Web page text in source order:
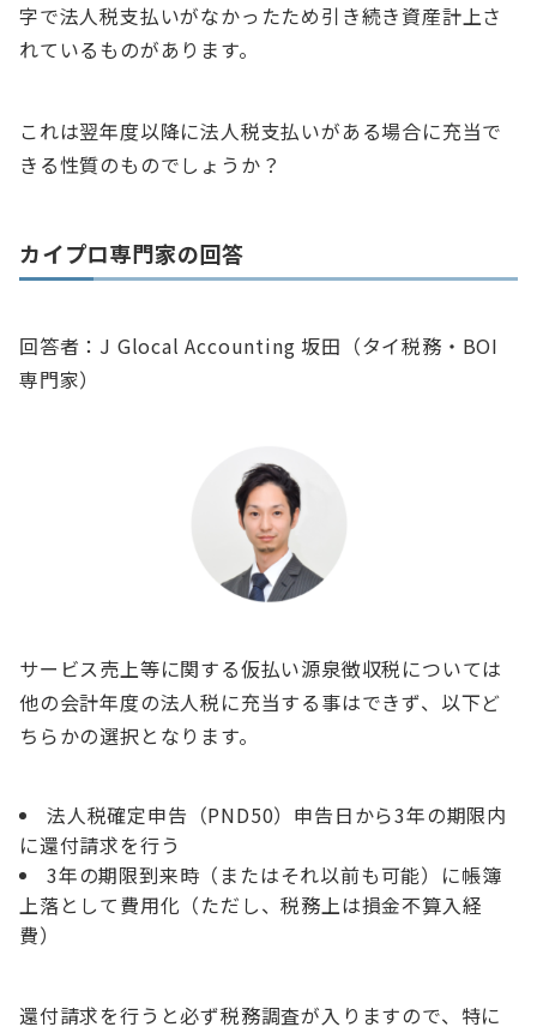
字で法人税支払いがなかったため引き続き資産計上さ
れているものがあります。
これは翌年度以降に法人税支払いがある場合に充当で
きる性質のものでしょうか？
カイプロ専門家の回答
回答者：J Glocal Accounting 坂田（タイ税務・BOI
専門家）
サービス売上等に関する仮払い源泉徴収税については
他の会計年度の法人税に充当する事はできず、以下ど
ちらかの選択となります。
法人税確定申告（PND50）申告日から3年の期限内
に還付請求を行う
3年の期限到来時（またはそれ以前も可能）に帳簿
上落として費用化（ただし、税務上は損金不算入経
費）
還付請求を行うと必ず税務調査が入りますので、特に